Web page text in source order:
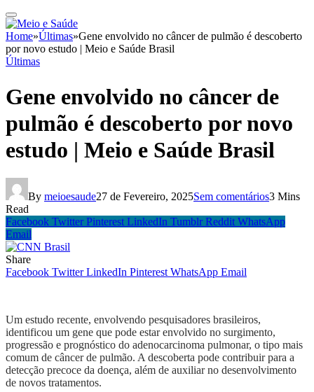
Home»Últimas»Gene envolvido no câncer de pulmão é descoberto
por novo estudo | Meio e Saúde Brasil
Últimas
Gene envolvido no câncer de
pulmão é descoberto por novo
estudo | Meio e Saúde Brasil
By meioesaude27 de Fevereiro, 2025Sem comentários3 Mins
Read
Facebook Twitter Pinterest LinkedIn Tumblr Reddit WhatsApp
Email
Share
Facebook Twitter LinkedIn Pinterest WhatsApp Email
Um estudo recente, envolvendo pesquisadores brasileiros,
identificou um gene que pode estar envolvido no surgimento,
progressão e prognóstico do adenocarcinoma pulmonar, o tipo mais
comum de câncer de pulmão. A descoberta pode contribuir para a
detecção precoce da doença, além de auxiliar no desenvolvimento
de novos tratamentos.